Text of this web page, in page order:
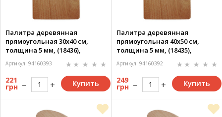
Палитра деревянная
прямоугольная 30х40 см,
толщина 5 мм, (18436),
Артикул: 94160393
221
грн Купить
Палитра деревянная
прямоугольная 40х50 см,
толщина 5 мм, (18435),
Артикул: 94160392
249
грн Купить